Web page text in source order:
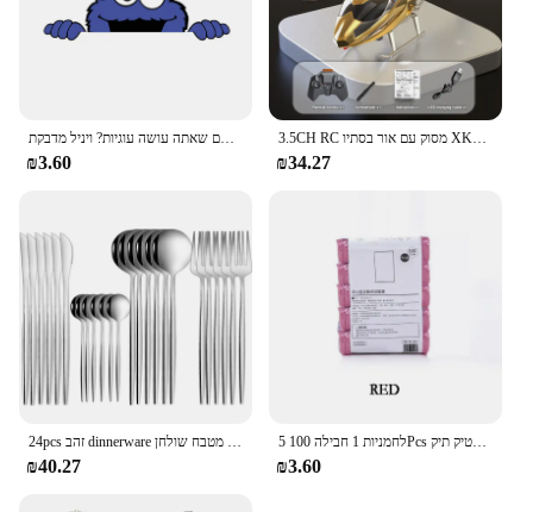
you can enjoy the warmth and charm of a fire
without the associated risks or maintenance, making
it a safe and smart choice for any setting.
₪3.60 ₪34.27
₪40.27
5 לחמניות 1 חבילה 100Pcs ביתי חד פעמי אשפה פאוץ מטבח אחסון אשפה שקיות ניקוי פסולת תיק פלסטיק תיק
₪3.60